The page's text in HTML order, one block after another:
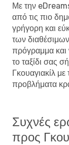
Με την
από τις πιο
γρήγορη και
των
πρόγραμμα και
το ταξίδι σας
Γκουαγιακίλ
προβλήματα
Συχνές
προς